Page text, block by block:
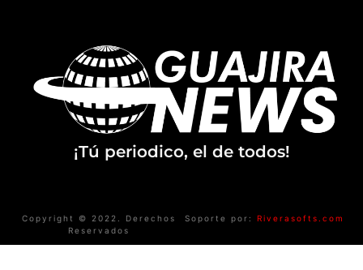
¡Tú periodico, el de todos!
Copyright © 2022. Derechos
Reservados
Soporte por: Riverasofts.com